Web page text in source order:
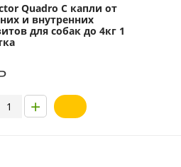
Quadro C капли от
и внутренних
для собак до 4кг 1
+